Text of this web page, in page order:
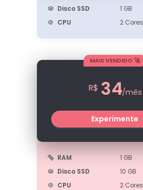
Disco SSD
1 GB
CPU
2 Cores
MAIS VENDIDO 🚀
R$ 34/mês
Experimente
RAM
1 GB
Disco SSD
10 GB
CPU
2 Cores